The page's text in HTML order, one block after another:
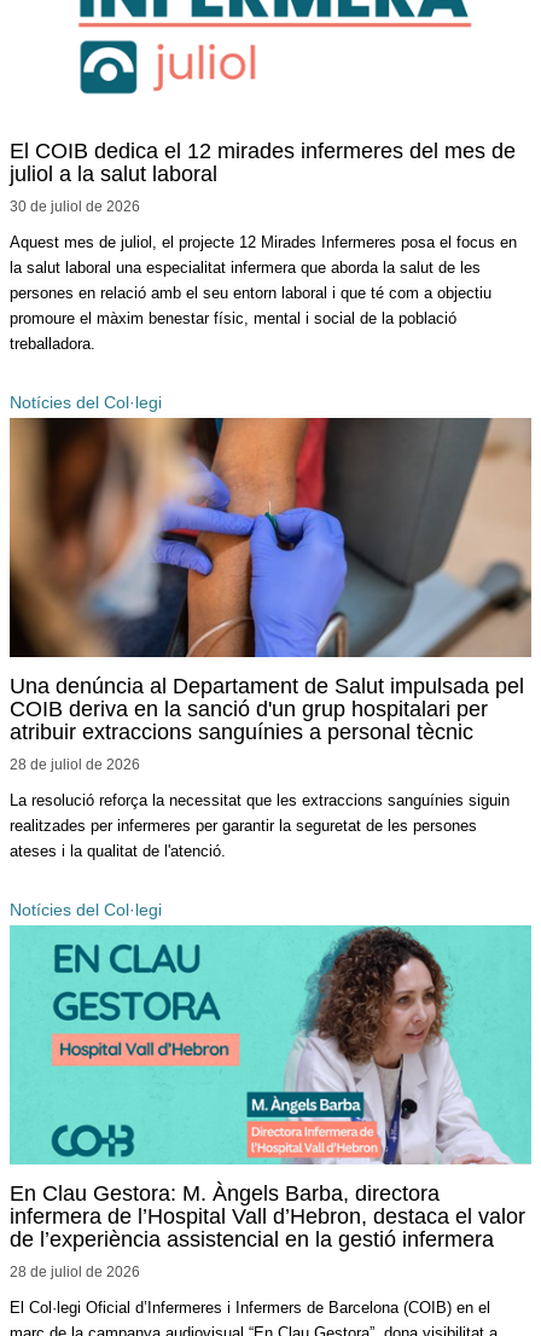
El COIB dedica el 12 mirades infermeres del mes de
juliol a la salut laboral
30 de juliol de 2026
Aquest mes de juliol, el projecte 12 Mirades Infermeres posa el focus en
la salut laboral una especialitat infermera que aborda la salut de les
persones en relació amb el seu entorn laboral i que té com a objectiu
promoure el màxim benestar físic, mental i social de la població
treballadora.
Notícies del Col·legi
Una denúncia al Departament de Salut impulsada pel
COIB deriva en la sanció d'un grup hospitalari per
atribuir extraccions sanguínies a personal tècnic
28 de juliol de 2026
La resolució reforça la necessitat que les extraccions sanguínies siguin
realitzades per infermeres per garantir la seguretat de les persones
ateses i la qualitat de l'atenció.
Notícies del Col·legi
En Clau Gestora: M. Àngels Barba, directora
infermera de l’Hospital Vall d’Hebron, destaca el valor
de l’experiència assistencial en la gestió infermera
28 de juliol de 2026
El Col·legi Oficial d’Infermeres i Infermers de Barcelona (COIB) en el